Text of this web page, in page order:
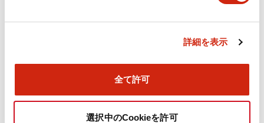
詳細を表示
全て許可
選択中のCookieを許可
カタログ CAD 規格・認証 技術文書